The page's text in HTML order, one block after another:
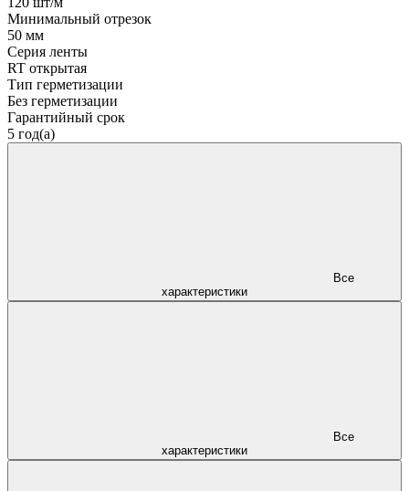
Минимальный отрезок
50 мм
Серия ленты
RT открытая
Тип герметизации
Без герметизации
Гарантийный срок
5 год(а)
характеристики
характеристики